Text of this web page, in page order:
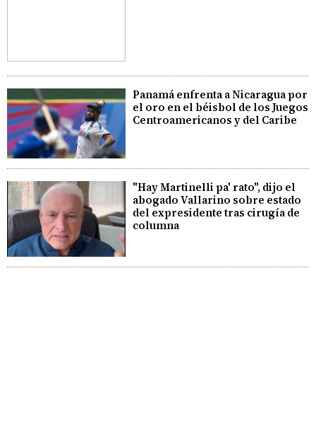
Panamá enfrenta a Nicaragua por
el oro en el béisbol de los Juegos
Centroamericanos y del Caribe
"Hay Martinelli pa' rato", dijo el
abogado Vallarino sobre estado
del expresidente tras cirugía de
columna